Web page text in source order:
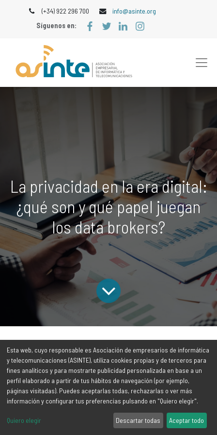
(+34) 922 296 700
info@asinte.org
Síguenos en:
La privacidad en la era digital:
¿qué son y qué papel juegan
los data brokers?
los blogs
interés
En la actualidad, nuestro mundo está cada vez más conectado
y elementos como la tecnología y la comunicación digital
juegan un papel fundamental en nuestra vida cotidiana. Sin
Esta web, cuyo responsable es Asociación de empresarios de informática
y telecomunicaciones (ASINTE), utiliza cookies propias y de terceros para
fines analíticos y para mostrarte publicidad personalizada en base a un
perfil elaborado a partir de tus hábitos de navegación (por ejemplo,
páginas visitadas). Puedes aceptarlas todas, rechazarlas o ver más
información y configurar tus preferencias pulsando en "Quiero elegir".
Quiero elegir Descartar todas Aceptar todo